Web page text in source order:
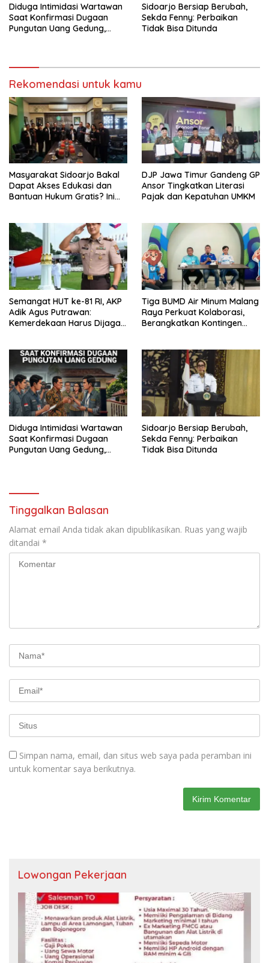
Diduga Intimidasi Wartawan
Saat Konfirmasi Dugaan
Pungutan Uang Gedung,
Sidoarjo Bersiap Berubah,
Sekda Fenny: Perbaikan
Tidak Bisa Ditunda
Rekomendasi untuk kamu
Masyarakat Sidoarjo Bakal
Dapat Akses Edukasi dan
Bantuan Hukum Gratis? Ini
DJP Jawa Timur Gandeng GP
Ansor Tingkatkan Literasi
Pajak dan Kepatuhan UMKM
Semangat HUT ke-81 RI, AKP
Adik Agus Putrawan:
Kemerdekaan Harus Dijaga
Tiga BUMD Air Minum Malang
Raya Perkuat Kolaborasi,
Berangkatkan Kontingen
Diduga Intimidasi Wartawan
Saat Konfirmasi Dugaan
Pungutan Uang Gedung,
Sidoarjo Bersiap Berubah,
Sekda Fenny: Perbaikan
Tidak Bisa Ditunda
Tinggalkan Balasan
Alamat email Anda tidak akan dipublikasikan. Ruas yang wajib
ditandai *
Simpan nama, email, dan situs web saya pada peramban ini
untuk komentar saya berikutnya.
Lowongan Pekerjaan